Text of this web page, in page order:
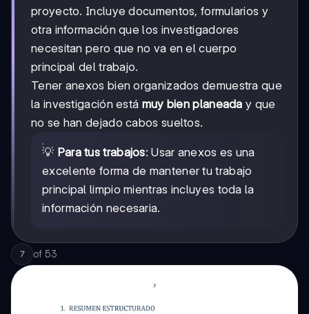
proyecto. Incluye documentos, formularios y
otra información que los investigadores
necesitan pero que no va en el cuerpo
principal del trabajo.
Tener anexos bien organizados demuestra que
la investigación está muy bien planeada y que
no se han dejado cabos sueltos.
💡 Para tus trabajos: Usar anexos es una
excelente forma de mantener tu trabajo
principal limpio mientras incluyes toda la
información necesaria.
7 of 53